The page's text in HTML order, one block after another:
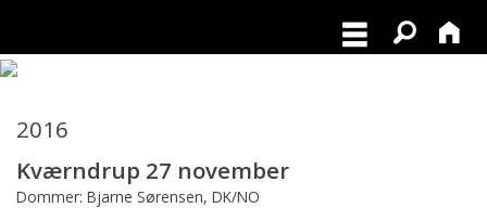
2016
Kværndrup 27 november
Dommer: Bjarne Sørensen, DK/NO